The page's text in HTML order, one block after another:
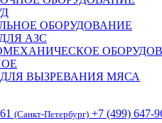
ОБОРУДОВАНИЕ
АЗС
ВЫЗРЕВАНИЯ МЯСА
(Санкт-Петербург) +7 (499) 647-